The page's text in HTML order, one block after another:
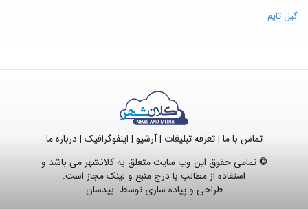
گیل تایم
تماس با ما |تعرفه تبلیغات |آرشیو | اینفوگرافیک |درباره ما
© تمامی حقوق این وب سایت متعلق به کلانشهر می باشد و
استفاده از مطالب با درج منبع و لینک مجاز است.
طراحی و پیاده سازی توسط: بیدسان